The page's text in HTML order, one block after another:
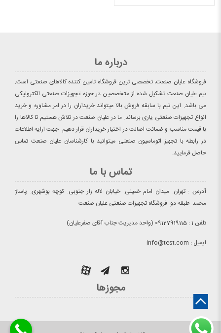
درباره ما
فروشگاه علیان صنعت، تخصصی ترین فروشگاه تامین کننده کالاهای صنعتی است.
تیم علیان صنعت تشکیل شده از متخصصین در حوزه تجهیزات صنعتی الکترونیکی
می باشد. این تیم با سابقه فروش بالا میتواند خریداران را در امر مشاوره و خرید
انواع تجهیزات صنعتی یاری برساند. ما در علیان صنعت در تلاش هستیم تا کالاها را
با قیمت مناسب و ضمانت اصالت در اختیار خریداران قرار دهیم. جهت ارایه اطلاعات
در رابطه با تجهیز اتوماسیون صنعتی میتوانید با کارشناسان علیان صنعت تماس
حاصل فرمایید.
تماس با ما
آدرس : تهران. میدان امام خمینی. خیابان لاله زار جنوبی. کوچه بوشهری. پاساژ
محمد. طبقه دو. فروشگاه تجهیزات صنعتی علیان صنعت
تلفن 1 : 09127919115 (واحد مدیریت جناب آقای صفرعلیان)
ایمیل : info@test.com
مجوزها